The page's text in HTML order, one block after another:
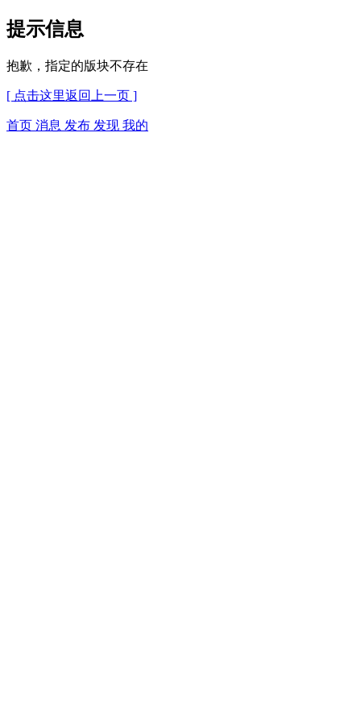
提示信息
抱歉，指定的版块不存在
[ 点击这里返回上一页 ]
首页 消息 发布 发现 我的